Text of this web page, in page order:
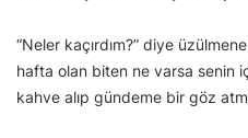
“Neler kaçırdım?” diye
hafta olan biten ne varsa senin
kahve alıp gündeme bir göz